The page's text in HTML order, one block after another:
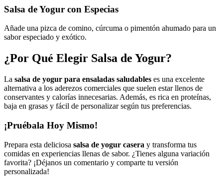
Salsa de Yogur con Especias
Añade una pizca de comino, cúrcuma o pimentón ahumado para un
sabor especiado y exótico.
¿Por Qué Elegir Salsa de Yogur?
La salsa de yogur para ensaladas saludables es una excelente
alternativa a los aderezos comerciales que suelen estar llenos de
conservantes y calorías innecesarias. Además, es rica en proteínas,
baja en grasas y fácil de personalizar según tus preferencias.
¡Pruébala Hoy Mismo!
Prepara esta deliciosa salsa de yogur casera y transforma tus
comidas en experiencias llenas de sabor. ¿Tienes alguna variación
favorita? ¡Déjanos un comentario y comparte tu versión
personalizada!